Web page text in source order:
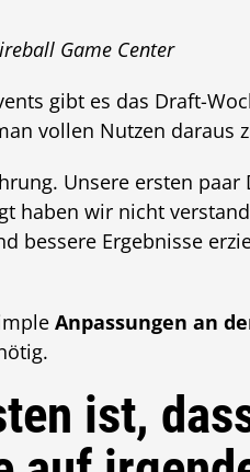
Game Center
gibt es das Draft-
vollen Nutzen daraus
Unsere ersten
haben wir nicht
bessere Ergebnisse
Anpassungen an
ist,